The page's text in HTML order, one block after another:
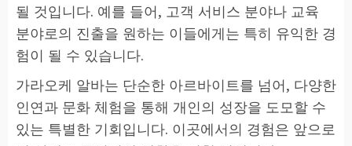
될 것입니다. 예를 들어, 고객 서비스 분야나 교육
분야로의 진출을 원하는 이들에게는 특히 유익한 경
험이 될 수 있습니다.
가라오케 알바는 단순한 아르바이트를 넘어, 다양한
인연과 문화 체험을 통해 개인의 성장을 도모할 수
있는 특별한 기회입니다. 이곳에서의 경험은 앞으로